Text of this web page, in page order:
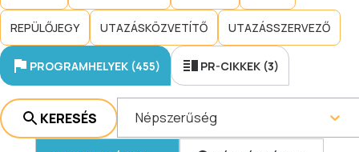
REPÜLŐJEGY UTAZÁSKÖZVETÍTŐ UTAZÁSSZERVEZŐ
PROGRAMHELYEK (455) PR-CIKKEK (3)
KERESÉS Népszerűség